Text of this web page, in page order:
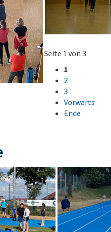
Seite 1 von 3
1
2
3
Vorwärts
Ende